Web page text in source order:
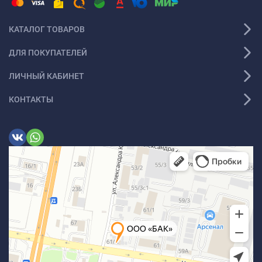
КАТАЛОГ ТОВАРОВ
ДЛЯ ПОКУПАТЕЛЕЙ
ЛИЧНЫЙ КАБИНЕТ
КОНТАКТЫ